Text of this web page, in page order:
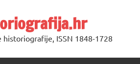
historiografije, ISSN 1848-1728